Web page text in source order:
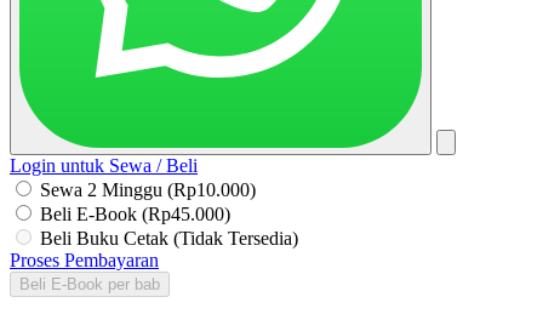
Login untuk Sewa / Beli
Sewa 2 Minggu (Rp10.000)
Beli E-Book (Rp45.000)
Beli Buku Cetak (Tidak Tersedia)
Proses Pembayaran
Beli E-Book per bab